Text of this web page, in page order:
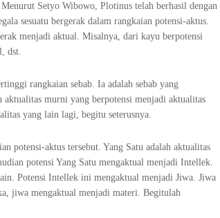
Setyo Wibowo, Plotinus telah berhasil dengan
sesuatu bergerak dalam rangkaian potensi-aktus.
menjadi aktual. Misalnya, dari kayu berpotensi
dst.
rangkaian sebab. Ia adalah sebab yang
aktualitas murni yang berpotensi menjadi aktualitas
yang lain lagi, begitu seterusnya.
potensi-aktus tersebut. Yang Satu adalah aktualitas
potensi Yang Satu mengaktual menjadi Intellek.
Potensi Intellek ini mengaktual menjadi Jiwa. Jiwa
jiwa mengaktual menjadi materi. Begitulah